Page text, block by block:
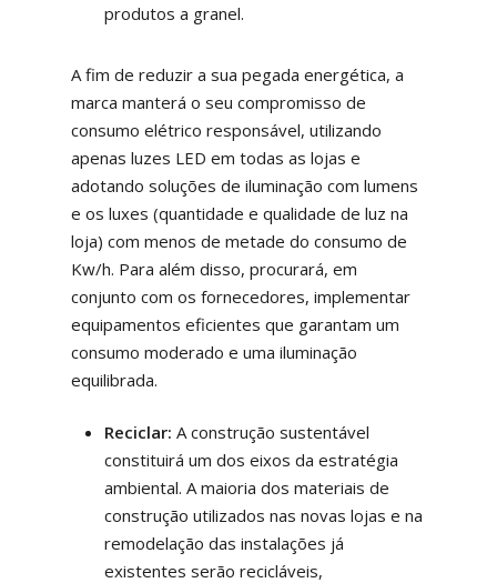
produtos a granel.
A fim de reduzir a sua pegada energética, a
marca manterá o seu compromisso de
consumo elétrico responsável, utilizando
apenas luzes LED em todas as lojas e
adotando soluções de iluminação com lumens
e os luxes (quantidade e qualidade de luz na
loja) com menos de metade do consumo de
Kw/h. Para além disso, procurará, em
conjunto com os fornecedores, implementar
equipamentos eficientes que garantam um
consumo moderado e uma iluminação
equilibrada.
Reciclar: A construção sustentável
constituirá um dos eixos da estratégia
ambiental. A maioria dos materiais de
construção utilizados nas novas lojas e na
remodelação das instalações já
existentes serão recicláveis,